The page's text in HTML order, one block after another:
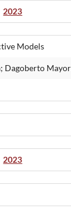
2023
Models
Dagoberto
2023